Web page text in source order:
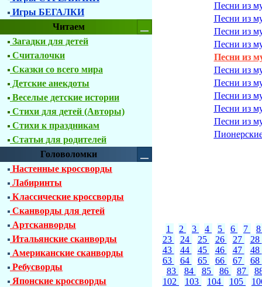
Игры БЕГАЛКИ
Читаем
Загадки для детей
Считалочки
Сказки со всего мира
Детские анекдоты
Веселые детские истории
Стихи для детей (Авторы)
Стихи к праздникам
Статьи для родителей
Головоломки
Настенные кроссворды
Лабиринты
Классические кроссворды
Сканворды для детей
Артсканворды
Итальянские сканворды
Американские сканворды
Ребусворды
Японские кроссворды
Песни из
Песни из
Песни из
Песни из
Песни из
Песни из
Песни из
Песни из
Песни из
Песни из
1 2 3 4 5 6 7
23
24 25 26 27
28
43
44 45 46 47
48
63
64 65 66 67
68
83
84 85 86 87
102
103 104 105